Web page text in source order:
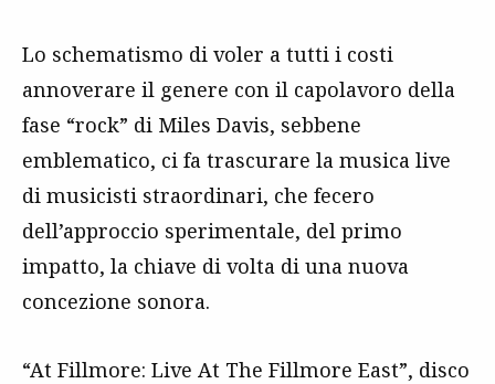
Lo schematismo di voler a tutti i costi
annoverare il genere con il capolavoro della
fase “rock” di Miles Davis, sebbene
emblematico, ci fa trascurare la musica live
di musicisti straordinari, che fecero
dell’approccio sperimentale, del primo
impatto, la chiave di volta di una nuova
concezione sonora.
“At Fillmore: Live At The Fillmore East”, disco